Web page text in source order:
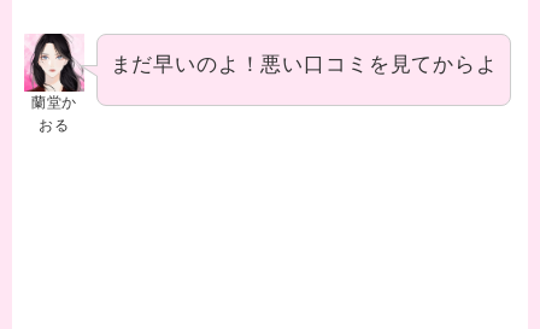
蘭堂か
おる
まだ早いのよ！悪い口コミを見てからよ